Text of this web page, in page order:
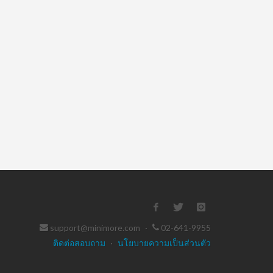
support@minimore.com ·
02-641-9955
ติดต่อสอบถาม · นโยบายความเป็นส่วนตัว